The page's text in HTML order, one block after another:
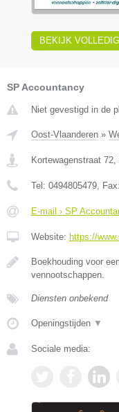
BEKIJK VOLLEDIG
SP Accountancy
Niet gevestigd in de
Oost-Vlaanderen »
Kortewagenstraat 72
Tel: 0494805479 , Fax:
E-mail › SP
Website: https://
Boekhouding voor
vennootschappen.
Diensten onbekend
Openingstijden ▼
Sociale media: